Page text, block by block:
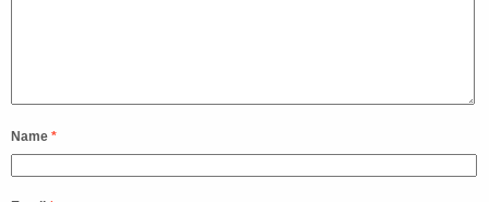
Name *